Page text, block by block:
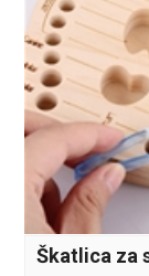
Škatlica za